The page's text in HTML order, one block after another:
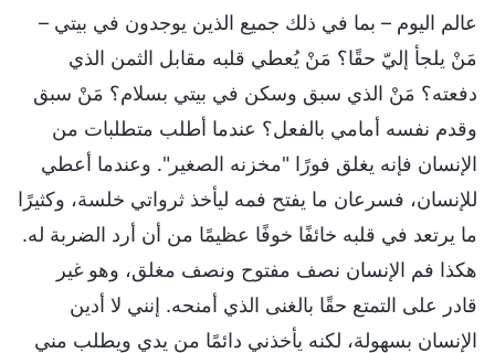
عالم اليوم – بما في ذلك جميع الذين يوجدون في بيتي –
مَنْ يلجأ إليّ حقًا؟ مَنْ يُعطي قلبه مقابل الثمن الذي
دفعته؟ مَنْ الذي سبق وسكن في بيتي بسلام؟ مَنْ سبق
وقدم نفسه أمامي بالفعل؟ عندما أطلب متطلبات من
الإنسان فإنه يغلق فورًا "مخزنه الصغير". وعندما أعطي
للإنسان، فسرعان ما يفتح فمه ليأخذ ثرواتي خلسة، وكثيرًا
ما يرتعد في قلبه خائفًا خوفًا عظيمًا من أن أرد الضربة له.
هكذا فم الإنسان نصف مفتوح ونصف مغلق، وهو غير
قادر على التمتع حقًا بالغنى الذي أمنحه. إنني لا أدين
الإنسان بسهولة، لكنه يأخذني دائمًا من يدي ويطلب مني